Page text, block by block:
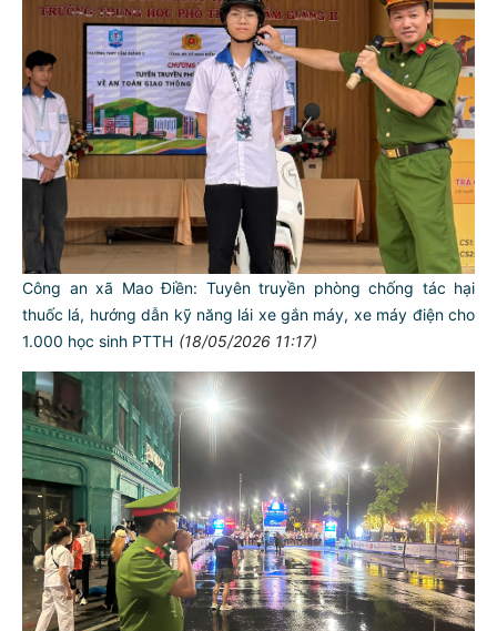
Công an xã Mao Điền: Tuyên truyền phòng chống tác hại
thuốc lá, hướng dẫn kỹ năng lái xe gắn máy, xe máy điện cho
1.000 học sinh PTTH (18/05/2026 11:17)